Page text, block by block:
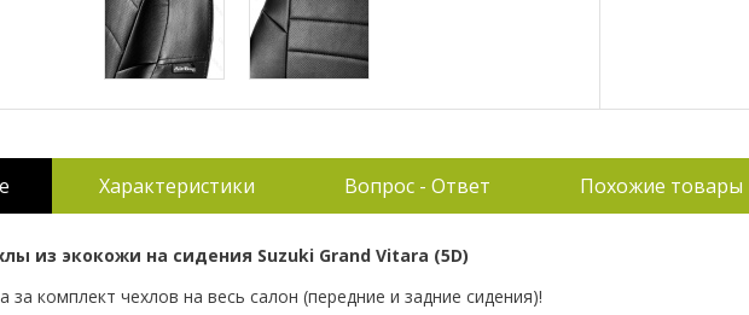
Характеристики Вопрос - Ответ Похожие товары
из экокожи на сидения Suzuki Grand Vitara (5D)
за комплект чехлов на весь салон (передние и задние сидения)!